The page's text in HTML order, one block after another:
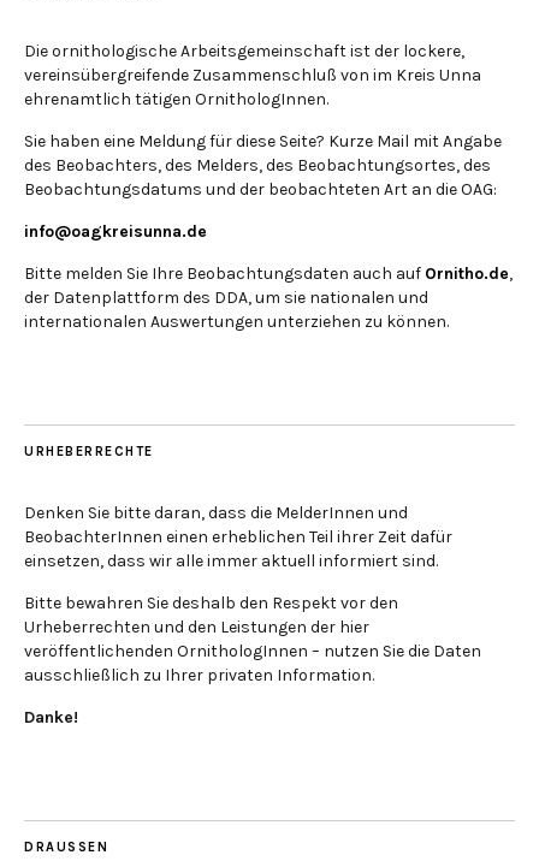
Die ornithologische Arbeitsgemeinschaft ist der lockere,
vereinsübergreifende Zusammenschluß von im Kreis Unna
ehrenamtlich tätigen OrnithologInnen.
Sie haben eine Meldung für diese Seite? Kurze Mail mit Angabe
des Beobachters, des Melders, des Beobachtungsortes, des
Beobachtungsdatums und der beobachteten Art an die OAG:
info@oagkreisunna.de
Bitte melden Sie Ihre Beobachtungsdaten auch auf Ornitho.de,
der Datenplattform des DDA, um sie nationalen und
internationalen Auswertungen unterziehen zu können.
URHEBERRECHTE
Denken Sie bitte daran, dass die MelderInnen und
BeobachterInnen einen erheblichen Teil ihrer Zeit dafür
einsetzen, dass wir alle immer aktuell informiert sind.
Bitte bewahren Sie deshalb den Respekt vor den
Urheberrechten und den Leistungen der hier
veröffentlichenden OrnithologInnen – nutzen Sie die Daten
ausschließlich zu Ihrer privaten Information.
Danke!
DRAUSSEN